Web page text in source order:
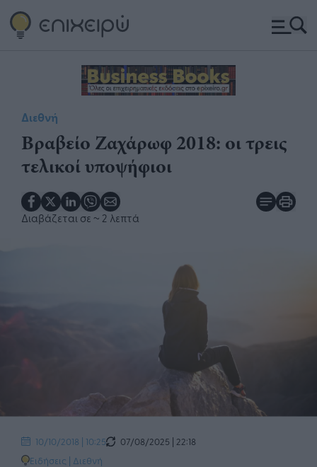
Διεθνή
Βραβείο Ζαχάρωφ 2018: οι τρεις
τελικοί υποψήφιοι
Διαβάζεται σε ~ 2 λεπτά
10/10/2018 | 10:25
07/08/2025 | 22:18
Ειδήσεις | Διεθνή